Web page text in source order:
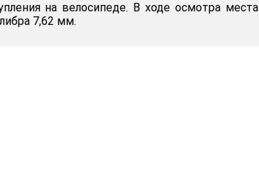
на велосипеде. В ходе осмотра места
7,62 мм.